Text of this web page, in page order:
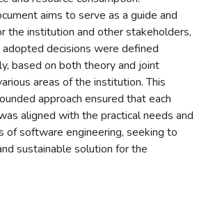
aims to serve as a guide and
the institution and other stakeholders,
decisions were defined
based on both theory and joint
areas of the institution. This
approach ensured that each
aligned with the practical needs and
of software engineering, seeking to
sustainable solution for the